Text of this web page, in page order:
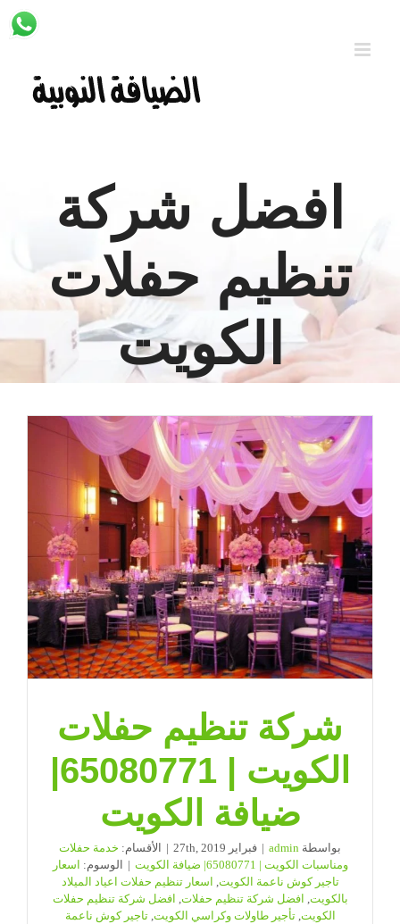
افضل شركة
تنظيم حفلات
الكويت
شركة تنظيم حفلات
الكويت | 65080771|
ضيافة الكويت
بواسطة admin
| فبراير 27th, 2019 | الأقسام: خدمة حفلات
ومناسبات الكويت | 65080771| ضيافة الكويت
| الوسوم: اسعار
تاجير كوش ناعمة الكويت
اسعار تنظيم حفلات اعياد الميلاد
بالكويت
افضل شركة تنظيم حفلات
افضل شركة تنظيم حفلات
الكويت ,تأجير طاولات وكراسي الكويت ,تاجير كوش ناعمة